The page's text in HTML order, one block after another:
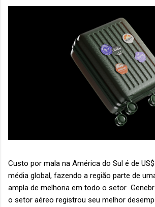
Custo por mala na América do Sul é de
média global, fazendo a região parte de
ampla de melhoria em todo o setor
o setor aéreo registrou seu melhor